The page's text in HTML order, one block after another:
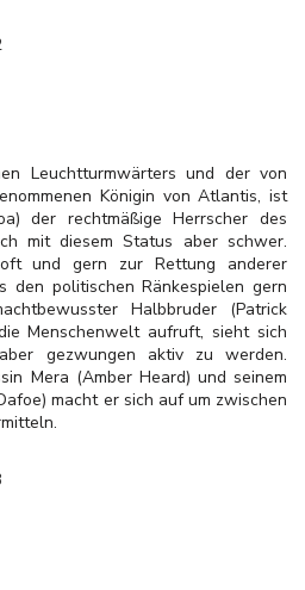
Leuchtturmwärters und der von
Königin von Atlantis, ist
der rechtmäßige Herrscher des
mit diesem Status aber schwer.
und gern zur Rettung anderer
politischen Ränkespielen gern
Halbbruder (Patrick
Menschenwelt aufruft, sieht sich
gezwungen aktiv zu werden.
Mera (Amber Heard) und seinem
macht er sich auf um zwischen